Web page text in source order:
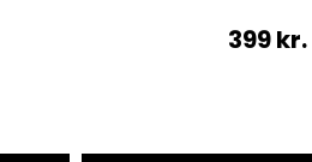
399kr.